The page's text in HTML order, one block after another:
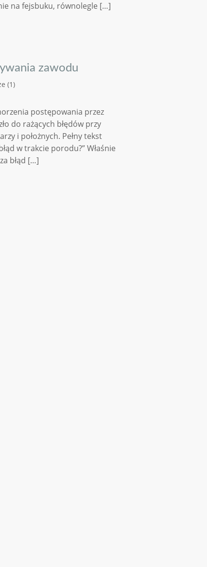
na fejsbuku, równolegle […]
zawodu
(1)
postępowania przez
do rażących błędów przy
i położnych. Pełny tekst
w trakcie porodu?” Właśnie
błąd […]